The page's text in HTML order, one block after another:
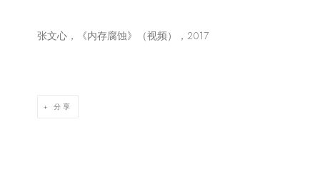
张文心，《内存腐蚀》（视频），2017
分享